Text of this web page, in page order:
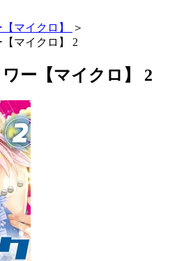
マイクロ】
＞
マイクロ】 2
ー【マイクロ】 2